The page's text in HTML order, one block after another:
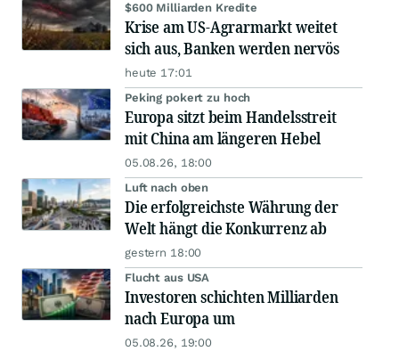
$600 Milliarden Kredite
Krise am US-Agrarmarkt weitet
sich aus, Banken werden nervös
heute 17:01
Peking pokert zu hoch
Europa sitzt beim Handelsstreit
mit China am längeren Hebel
05.08.26, 18:00
Luft nach oben
Die erfolgreichste Währung der
Welt hängt die Konkurrenz ab
gestern 18:00
Flucht aus USA
Investoren schichten Milliarden
nach Europa um
05.08.26, 19:00